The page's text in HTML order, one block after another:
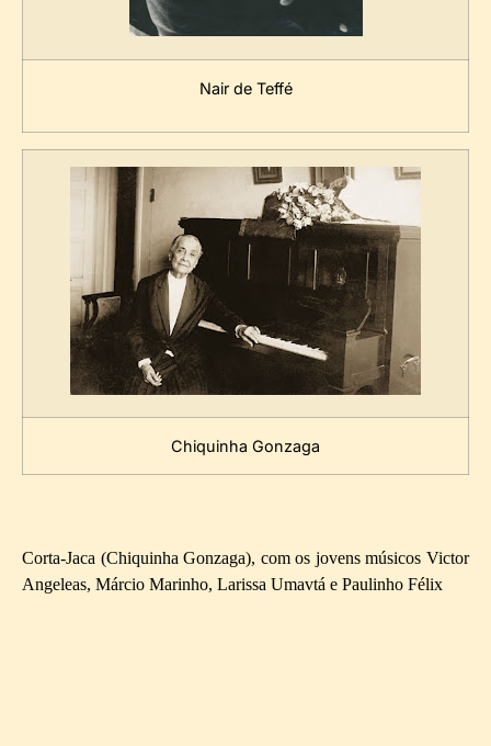
Nair de Teffé
Chiquinha Gonzaga
Corta-Jaca (Chiquinha Gonzaga), com os jovens músicos Victor
Angeleas, Márcio Marinho, Larissa Umavtá e Paulinho Félix